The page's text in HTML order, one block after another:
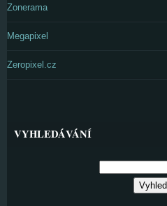
Zonerama
Megapixel
Zeropixel.cz
VYHLEDÁVÁNÍ